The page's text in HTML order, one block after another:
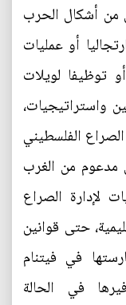
من أشكال الحرب
أو عمليات
توظيفا لويلات
واستراتيجيات،
الفلسطيني
مدعوم من الغرب
لإدارة الصراع
حتى قوانين
في فيتنام
في الحالة